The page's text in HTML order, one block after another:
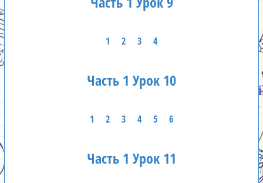
1 2 3 4
Часть 1 Урок 10
1 2 3 4 5 6
Часть 1 Урок 11